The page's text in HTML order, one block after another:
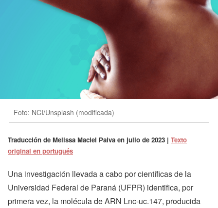
Foto: NCI/Unsplash (modificada)
Traducción de Melissa Maciel Paiva en julio de 2023 | Texto
original en portugués
Una investigación llevada a cabo por científicas de la
Universidad Federal de Paraná (UFPR) identifica, por
primera vez, la molécula de ARN Lnc-uc.147, producida